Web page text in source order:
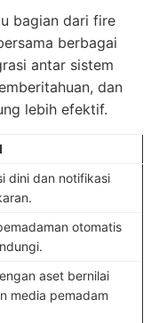
bagian dari fire
berbagai
antar sistem
dan
lebih efektif.
dini dan notifikasi
otomatis
aset bernilai
media pemadam